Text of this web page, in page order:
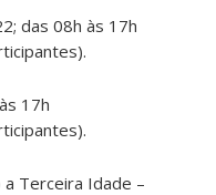
das 08h às 17h
17h
a Terceira Idade –